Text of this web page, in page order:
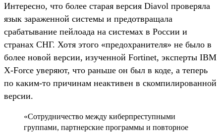
Интересно, что более старая версия Diavol проверяла
язык зараженной системы и предотвращала
срабатывание пейлоада на системах в России и
странах СНГ. Хотя этого «предохранителя» не было в
более новой версии, изученной Fortinet, эксперты IBM
X-Force уверяют, что раньше он был в коде, а теперь
по каким-то причинам неактивен в скомпилированной
версии.
«Сотрудничество между киберпреступными
группами, партнерские программы и повторное